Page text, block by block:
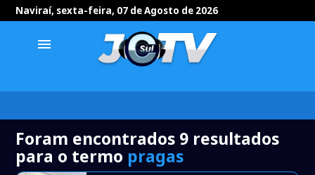
Naviraí, sexta-feira, 07 de Agosto de 2026
menu
Foram encontrados 9 resultados
para o termo pragas